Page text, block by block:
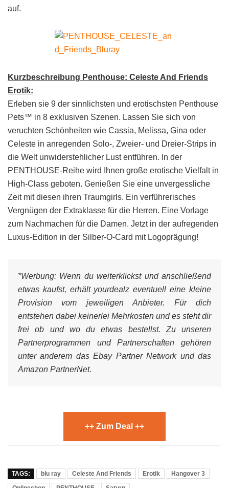
auf.
Kurzbeschreibung Penthouse: Celeste And Friends
Erotik:
Erleben sie 9 der sinnlichsten und erotischsten Penthouse
Pets™ in 8 exklusiven Szenen. Lassen Sie sich von
veruchten Schönheiten wie Cassia, Melissa, Gina oder
Celeste in anregenden Solo-, Zweier- und Dreier-Strips in
die Welt unwiderstehlicher Lust entführen. In der
PENTHOUSE-Reihe wird Ihnen große erotische Vielfalt in
High-Class geboten. Genießen Sie eine unvergessliche
Zeit mit diesen ihren Traumgirls. Ein verführerisches
Vergnügen der Extraklasse für die Herren. Eine Vorlage
zum Nachmachen für die Damen. Jetzt in der aufregenden
Luxus-Edition in der Silber-O-Card mit Logoprägung!
*Werbung: Wenn du weiterklickst und anschließend
etwas kaufst, erhält yourdealz eventuell eine kleine
Provision vom jeweiligen Anbieter. Für dich
entstehen dabei keinerlei Mehrkosten und es steht dir
frei ob und wo du etwas bestellst. Zu unseren
Partnerprogrammen und Partnerschaften gehören
unter anderem das Ebay Partner Network und das
Amazon PartnerNet.
++ Zum Deal ++
TAGS: blu ray Celeste And Friends Erotik
Hangover 3